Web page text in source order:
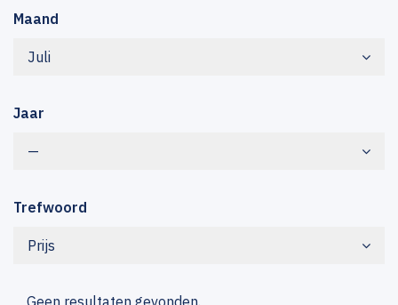
Maand
Juli
Jaar
—
Trefwoord
Prijs
Geen resultaten gevonden.